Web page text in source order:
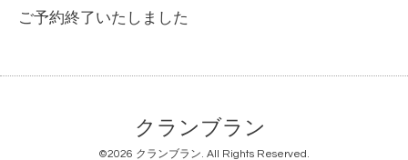
ご予約終了いたしました
クランブラン
©2026 クランブラン. All Rights Reserved.